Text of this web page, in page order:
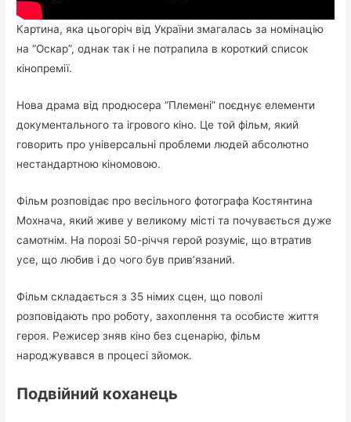
Картина, яка цьогоріч від України змагалась за номінацію
на “Оскар”, однак так і не потрапила в короткий список
кінопремії.
Нова драма від продюсера “Племені” поєднує елементи
документального та ігрового кіно. Це той фільм, який
говорить про універсальні проблеми людей абсолютно
нестандартною кіномовою.
Фільм розповідає про весільного фотографа Костянтина
Мохнача, який живе у великому місті та почувається дуже
самотнім. На порозі 50-річчя герой розуміє, що втратив
усе, що любив і до чого був прив’язаний.
Фільм складається з 35 німих сцен, що поволі
розповідають про роботу, захоплення та особисте життя
героя. Режисер зняв кіно без сценарію, фільм
народжувався в процесі зйомок.
Подвійний коханець